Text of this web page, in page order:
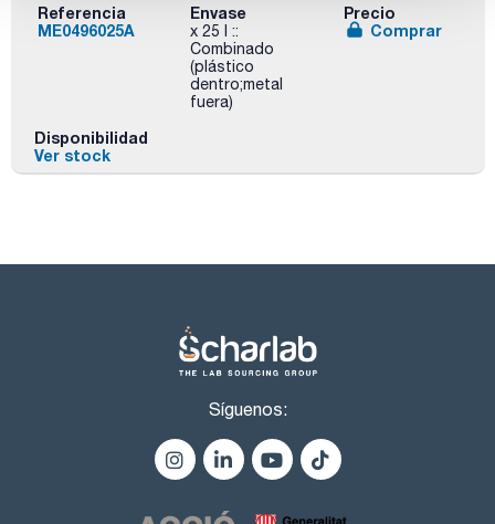
Referencia
ME0496025A
Envase
x 25 l ::
Combinado
(plástico
dentro;metal
fuera)
Precio
Comprar
Disponibilidad
Ver stock
Síguenos: